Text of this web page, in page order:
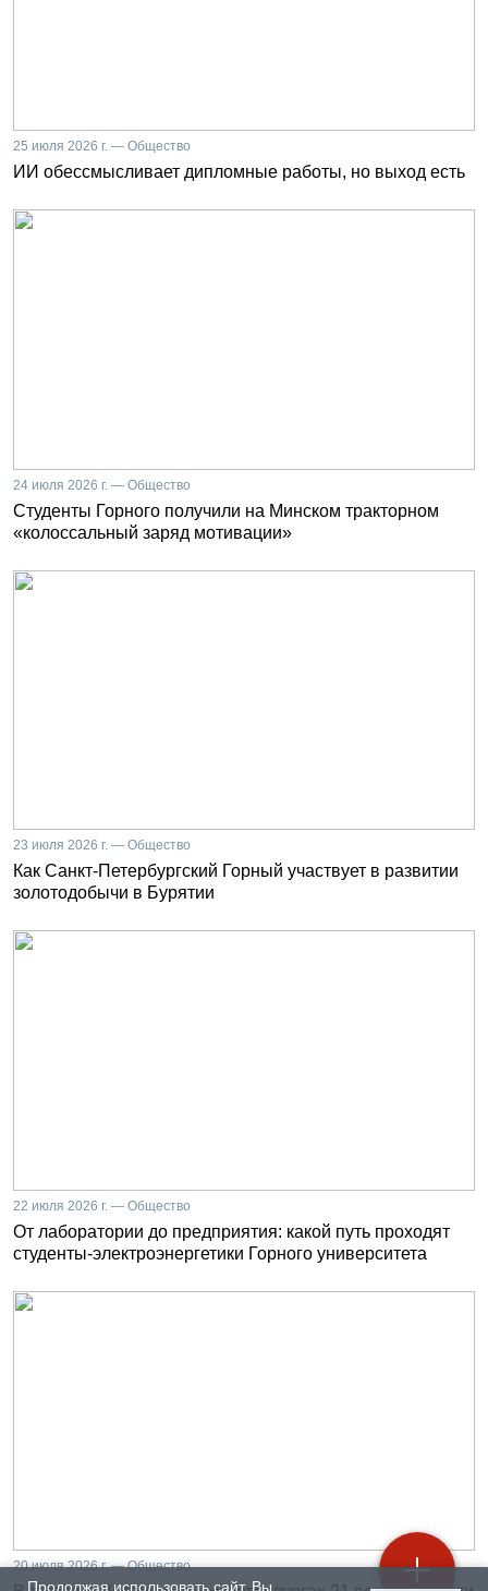
Продолжая использовать сайт, Вы
25 июля 2026 г. — Общество
ИИ обессмысливает дипломные работы, но выход есть
24 июля 2026 г. — Общество
Студенты Горного получили на Минском тракторном
«колоссальный заряд мотивации»
23 июля 2026 г. — Общество
Как Санкт-Петербургский Горный участвует в развитии
золотодобычи в Бурятии
22 июля 2026 г. — Общество
От лаборатории до предприятия: какой путь проходят
студенты-электроэнергетики Горного университета
20 июля 2026 г. — Общество